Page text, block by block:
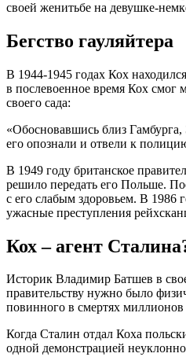
своей женитьбе на девушке-
Бегство гауляйтера
В 1944-1945 годах Кох
в послевоенное время Кох смог
своего сада:
«Обосновавшись близ
его опознали и отвели к
В 1949 году британское
решило передать его Польше.
с его слабым здоровьем. В 1986
ужасные преступления
Кох – агент
Историк Владимир Батшев в
правительству нужно было
повинного в смертях миллионов
Когда Сталин отдал Коха
одной демонстрацией